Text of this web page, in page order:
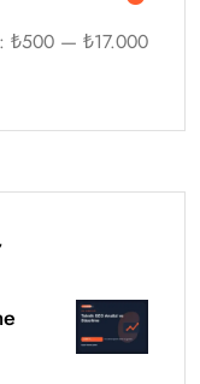
₺500 — ₺17.000